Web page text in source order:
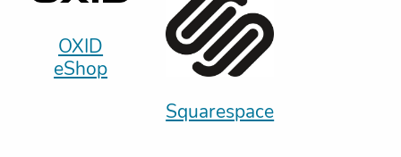
OXID
eShop
Squarespace